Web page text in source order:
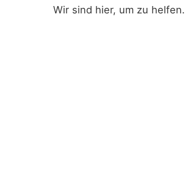
Wir sind hier, um zu helfen.